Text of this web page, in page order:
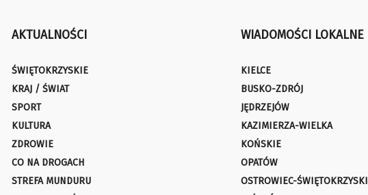
AKTUALNOŚCI
ŚWIĘTOKRZYSKIE
KRAJ / ŚWIAT
SPORT
KULTURA
ZDROWIE
CO NA DROGACH
STREFA MUNDURU
WIADOMOŚCI LOKALNE
KIELCE
BUSKO-ZDRÓJ
JĘDRZEJÓW
KAZIMIERZA-WIELKA
KOŃSKIE
OPATÓW
OSTROWIEC-ŚWIĘTOKRZYSKI